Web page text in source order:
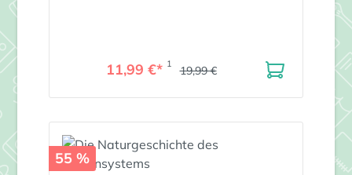
11,99 €* 1 19,99 €
55 %